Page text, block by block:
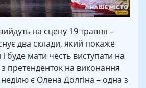
на сцену 19 травня –
два склади, який покаже
буде мати честь виступати на
з претенденток на виконання
неділю є Олена Долгіна – одна з